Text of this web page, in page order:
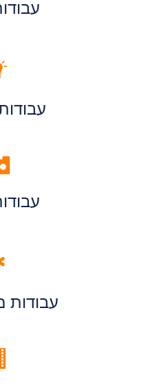
עבודות